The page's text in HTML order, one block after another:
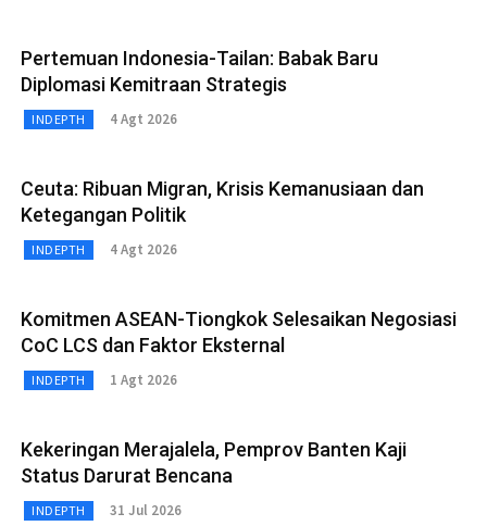
Pertemuan Indonesia-Tailan: Babak Baru
Diplomasi Kemitraan Strategis
INDEPTH 4 Agt 2026
Ceuta: Ribuan Migran, Krisis Kemanusiaan dan
Ketegangan Politik
INDEPTH 4 Agt 2026
Komitmen ASEAN-Tiongkok Selesaikan Negosiasi
CoC LCS dan Faktor Eksternal
INDEPTH 1 Agt 2026
Kekeringan Merajalela, Pemprov Banten Kaji
Status Darurat Bencana
INDEPTH 31 Jul 2026